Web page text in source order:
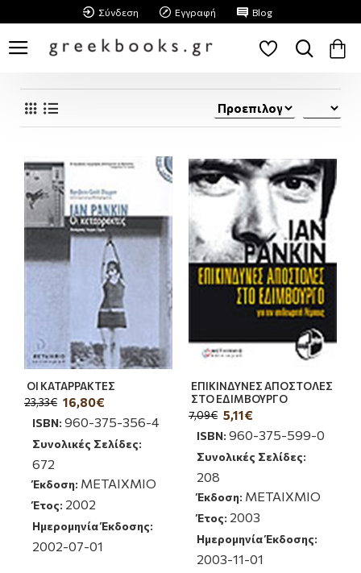
Σύνδεση Εγγραφή Blog
ΟΙ ΚΑΤΑΡΡΑΚΤΕΣ
16,80€
23,33€
ISBN: 960-375-356-4
Συνολικές Σελίδες:
672
Έκδοση: ΜΕΤΑΙΧΜΙΟ
Έτος: 2002
Ημερομηνία Έκδοσης:
2002-07-01
ΕΠΙΚΙΝΔΥΝΕΣ ΑΠΟΣΤΟΛΕΣ
ΣΤΟ ΕΔΙΜΒΟΥΡΓΟ
5,11€
7,09€
ISBN: 960-375-599-0
Συνολικές Σελίδες:
208
Έκδοση: ΜΕΤΑΙΧΜΙΟ
Έτος: 2003
Ημερομηνία Έκδοσης:
2003-11-01